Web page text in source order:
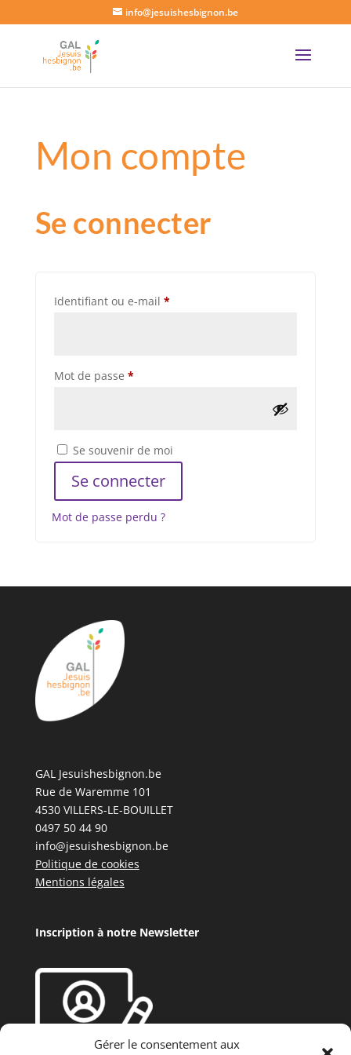
Gérer le consentement aux
info@jesuishesbignon.be
Mon compte
Se connecter
Identifiant ou e-mail *Obligatoire
Mot de passe *Obligatoire
Se souvenir de moi
Se connecter
Mot de passe perdu ?
GAL Jesuishesbignon.be
Rue de Waremme 101
4530 VILLERS-LE-BOUILLET
0497 50 44 90
info@jesuishesbignon.be
Politique de cookies
Mentions légales
Inscription à notre Newsletter